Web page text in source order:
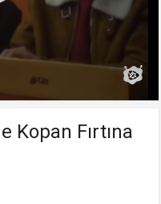
Kopan Fırtına